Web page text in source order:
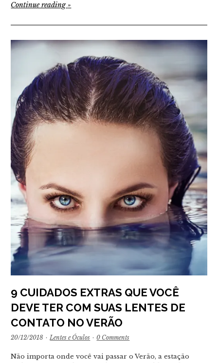
Continue reading»
9 CUIDADOS EXTRAS QUE VOCÊ
DEVE TER COM SUAS LENTES DE
CONTATO NO VERÃO
20/12/2018 · Lentes e Óculos · 0 Comments
Não importa onde você vai passar o Verão, a estação